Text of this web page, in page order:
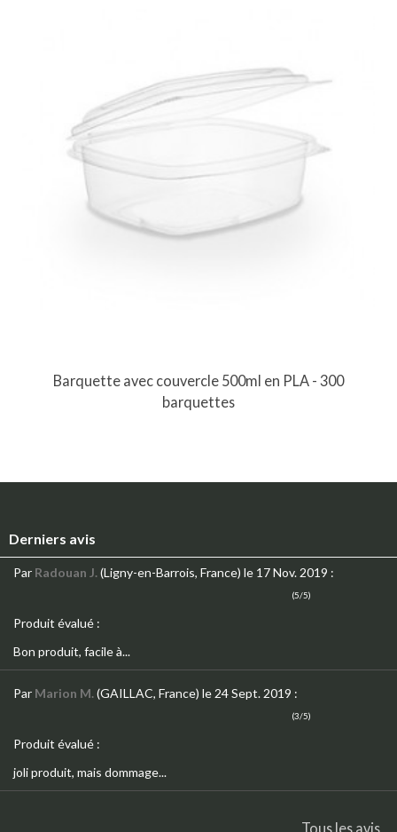
Barquette avec couvercle 500ml en PLA - 300
barquettes
Derniers avis
Par Radouan J.(Ligny-en-Barrois, France) le 17 Nov. 2019 :
(5/5)
Produit évalué :
Bon produit, facile à...
Par Marion M.(GAILLAC, France) le 24 Sept. 2019 :
(3/5)
Produit évalué :
joli produit, mais dommage...
Tous les avis